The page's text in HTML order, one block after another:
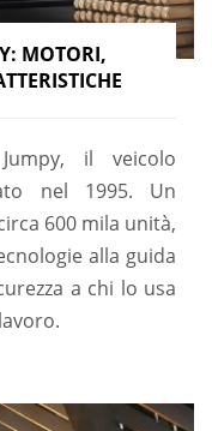
MOTORI,
il veicolo
nel 1995. Un
600 mila unità,
alla guida
a chi lo usa